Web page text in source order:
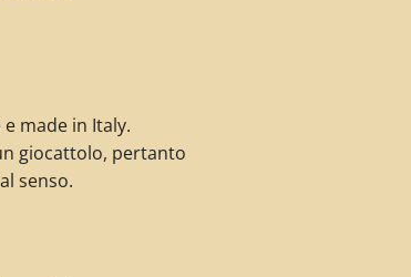
made in Italy.
giocattolo, pertanto
senso.